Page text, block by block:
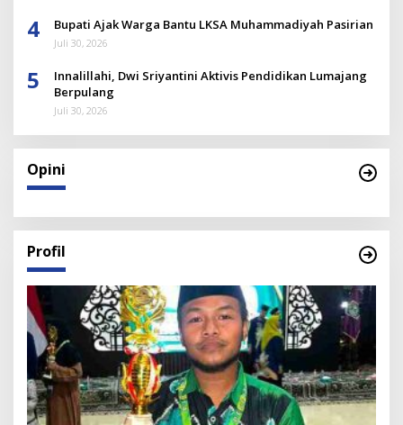
4 Bupati Ajak Warga Bantu LKSA Muhammadiyah Pasirian
Juli 30, 2026
5
Innalillahi, Dwi Sriyantini Aktivis Pendidikan Lumajang
Berpulang
Juli 30, 2026
Opini
Profil